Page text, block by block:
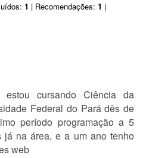
1 | Recomendações: 1 |
cursando Ciência da
Federal do Pará dês de
período programação a 5
já na área, e a um ano tenho
web